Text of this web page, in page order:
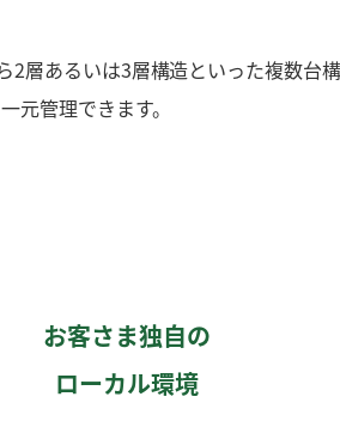
層あるいは3層構造といった複数台
元管理できます。
お客さま独自の
ローカル環境